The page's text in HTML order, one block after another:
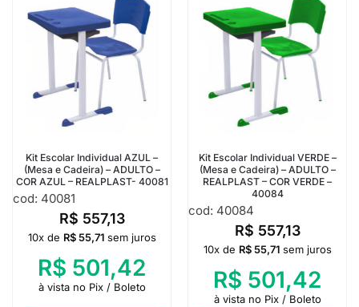
Kit Escolar Individual AZUL –
(Mesa e Cadeira) – ADULTO –
COR AZUL – REALPLAST- 40081
cod: 40081
R$ 557,13
10x de R$55,71 sem juros
R$ 501,42
à vista no Pix / Boleto
Kit Escolar Individual VERDE –
(Mesa e Cadeira) – ADULTO –
REALPLAST – COR VERDE –
40084
cod: 40084
R$ 557,13
10x de R$55,71 sem juros
R$ 501,42
à vista no Pix / Boleto